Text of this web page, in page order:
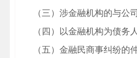
（三）涉金融机构的与公
（四）以金融机构为债务
（五）金融民商事纠纷的